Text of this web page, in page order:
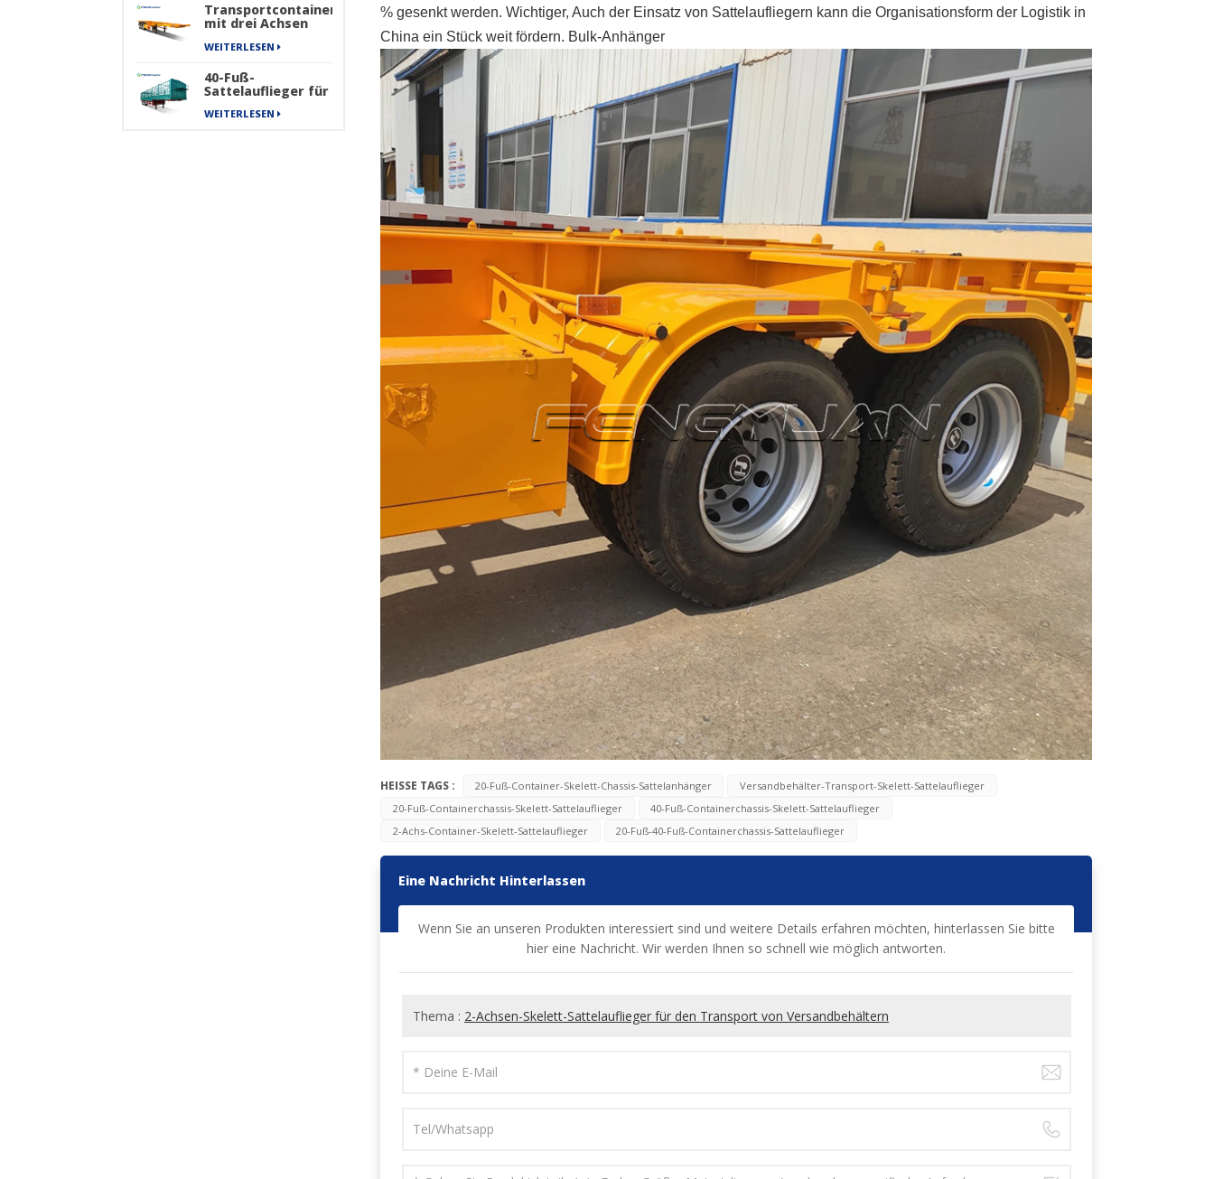
Transportcontainer
mit drei Achsen
von Skelett-
WEITERLESEN
40-Fuß-
Sattelauflieger für
schwere Güter,
Frachttransportzaun
WEITERLESEN
% gesenkt werden. Wichtiger,Auch der Einsatz von Sattelaufliegern kann die Organisationsform der Logistik in
China ein Stück weit fördern. Bulk-Anhänger
HEISSE TAGS : 20-Fuß-Container-Skelett-Chassis-Sattelanhänger
Versandbehälter-Transport-Skelett-Sattelauflieger
20-Fuß-Containerchassis-Skelett-Sattelauflieger
40-Fuß-Containerchassis-Skelett-Sattelauflieger
2-Achs-Container-Skelett-Sattelauflieger
20-Fuß-40-Fuß-Containerchassis-Sattelauflieger
Eine Nachricht Hinterlassen
Wenn Sie an unseren Produkten interessiert sind und weitere Details erfahren möchten, hinterlassen Sie bitte
hier eine Nachricht. Wir werden Ihnen so schnell wie möglich antworten.
Thema : 2-Achsen-Skelett-Sattelauflieger für den Transport von Versandbehältern